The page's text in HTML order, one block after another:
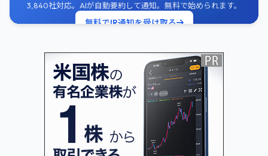
3,840社対応。AIが自動要約して通知。無料で始められます。
無料でIR通知を受け取る